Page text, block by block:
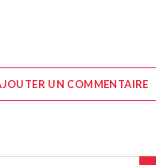
UN COMMENTAIRE